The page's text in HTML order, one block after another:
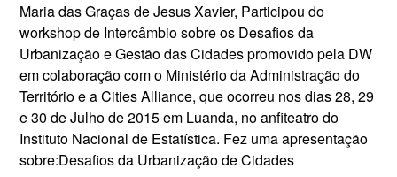
Maria das Graças de Jesus Xavier, Participou do
workshop de Intercâmbio sobre os Desafios da
Urbanização e Gestão das Cidades promovido pela DW
em colaboração com o Ministério da Administração do
Território e a Cities Alliance, que ocorreu nos dias 28, 29
e 30 de Julho de 2015 em Luanda, no anfiteatro do
Instituto Nacional de Estatística. Fez uma apresentação
sobre:Desafios da Urbanização de Cidades